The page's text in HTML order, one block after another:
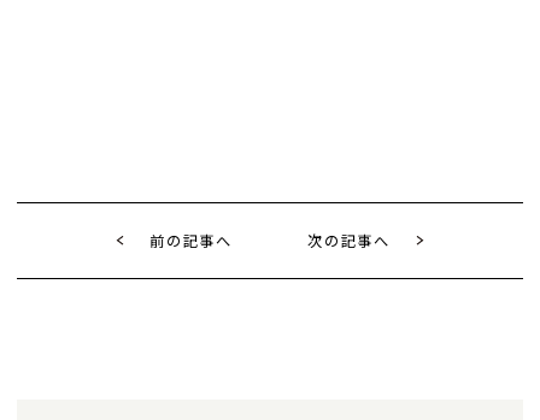
前の記事へ 次の記事へ